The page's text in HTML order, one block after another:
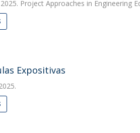
Project Approaches in Engineering
Expositivas